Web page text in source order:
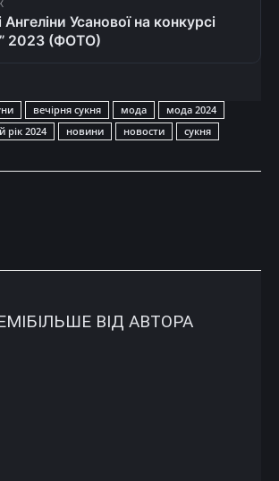
Ангеліни Усанової на конкурсі
2023 (ФОТО)
вечірня сукня мода
мода 2024
рік 2024 новини новости сукня
БІЛЬШЕ ВІД АВТОРА